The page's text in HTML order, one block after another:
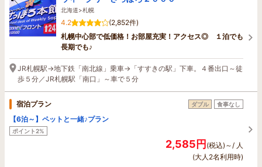
北海道>札幌
4.2
(2,852件)
札幌中心部で低価格！お部屋充実！アクセス◎ １泊でも
長期でも♪
JR札幌駅→地下鉄「南北線」乗車→「すすきの駅」下車。４番出口～徒
歩５分／JR札幌駅「南口」～車で５分
宿泊プラン ダブル 食事なし
【6泊～】ペットと一緒♪プラン
ポイント2%
2,585円(税込)～/ 人
(大人2名利用時)